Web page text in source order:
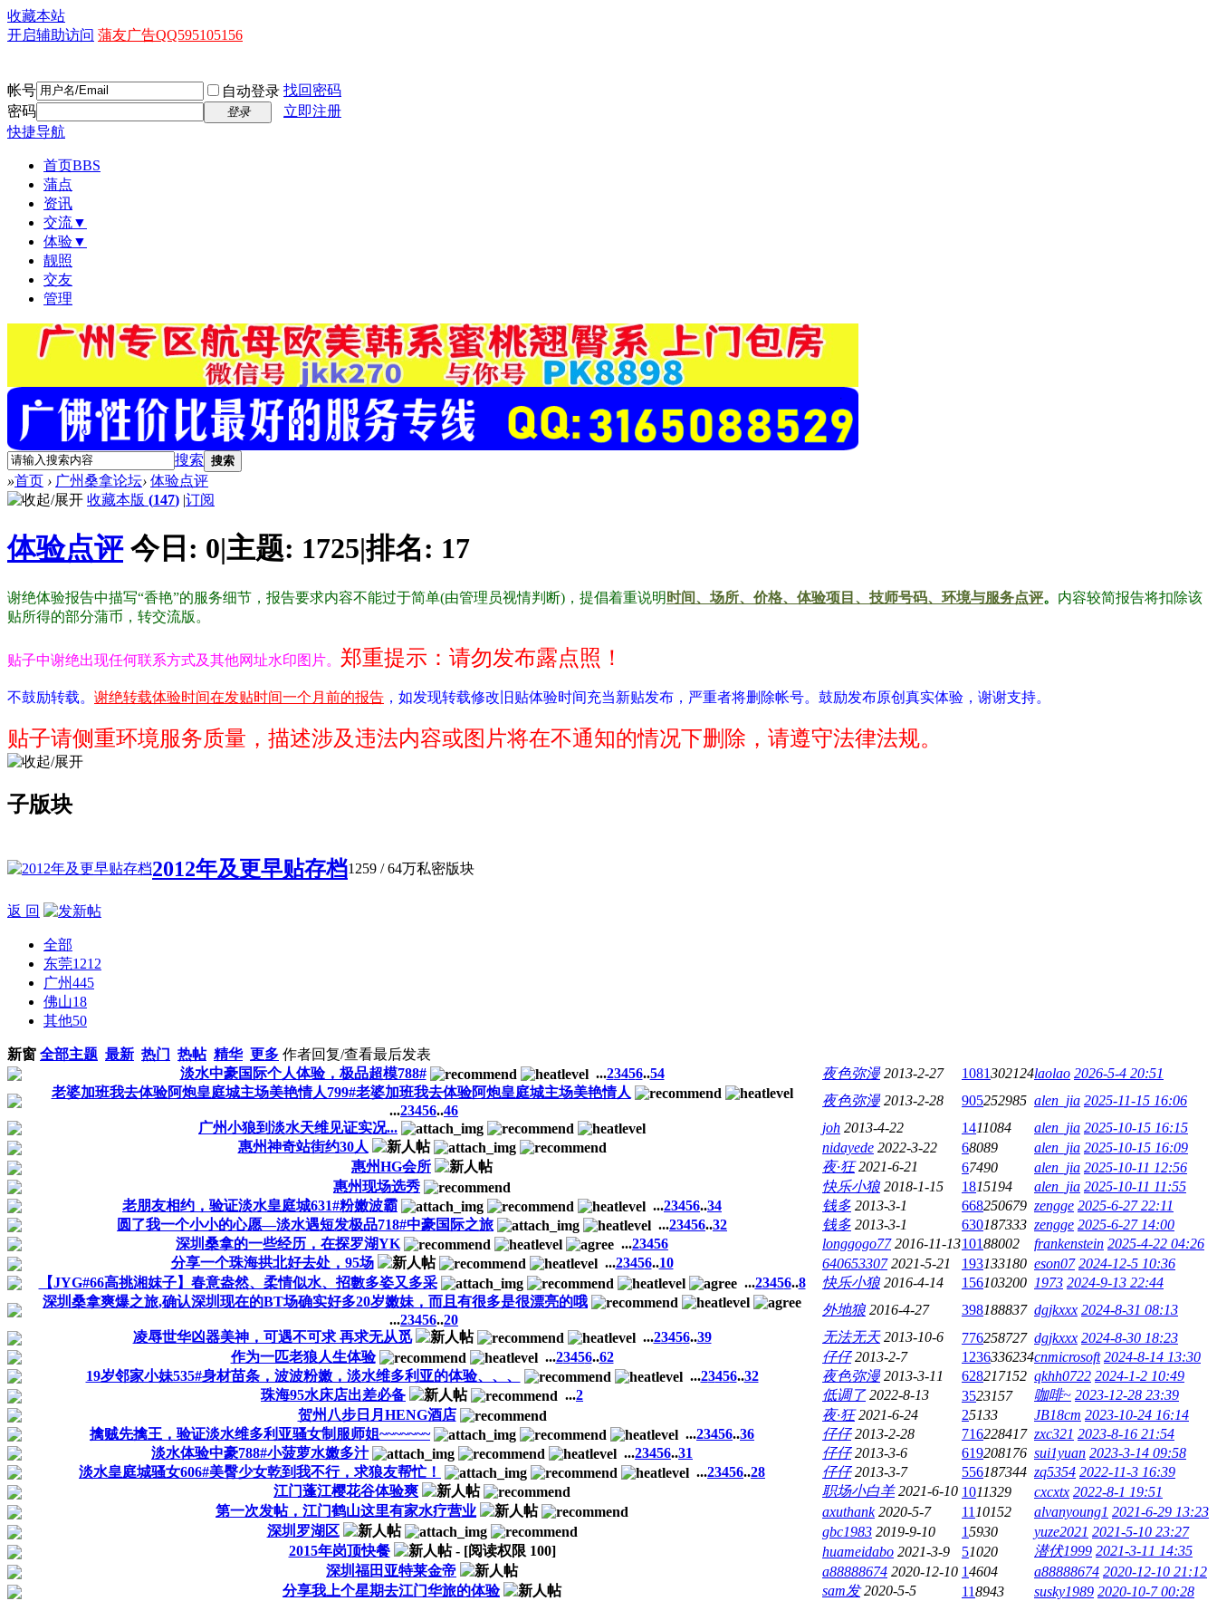
收藏本站
开启辅助访问 蒲友广告QQ595105156
帐号 自动登录 找回密码
密码
登录
立即注册
快捷导航
首页BBS
蒲点
资讯
交流▼
体验▼
靓照
交友
管理
搜索 搜索
»首页 › 广州桑拿论坛› 体验点评
收藏本版 (147) |订阅
体验点评 今日: 0|主题: 1725|排名: 17
谢绝体验报告中描写“香艳”的服务细节，报告要求内容不能过于简单(由管理员视情判断)，提倡着重说明 时间、场所、价格、体验项目、技师号码、环境与服务点评。 内容较简报告将扣除该
贴所得的部分蒲币，转交流版。
贴子中谢绝出现任何联系方式及其他网址水印图片。 郑重提示：请勿发布露点照！
不鼓励转载。 谢绝转载体验时间在发贴时间一个月前的报告 ，如发现转载修改旧贴体验时间充当新贴发布，严重者将删除帐号。鼓励发布原创真实体验，谢谢支持。
贴子请侧重环境服务质量，描述涉及违法内容或图片将在不通知的情况下删除，请遵守法律法规。
子版块
2012年及更早贴存档1259 /64万私密版块
返 回
全部
东莞1212
广州445
佛山18
其他50
新窗 全部主题 最新 热门 热帖 精华 更多 作者回复/查看最后发表
淡水中豪国际个人体验，极品超模788#
...23456..54 夜色弥漫 2013-2-27 1081302124laolao 2026-5-4 20:51
老婆加班我去体验阿炮皇庭城主场美艳情人799#老婆加班我去体验阿炮皇庭城主场美艳情人
...23456..46
夜色弥漫 2013-2-28 905252985 alen_jia 2025-11-15 16:06
广州小狼到淡水天维见证实况...
joh 2013-4-22 1411084 alen_jia 2025-10-15 16:15
惠州神奇站街约30人
nidayede 2022-3-22 68089 alen_jia 2025-10-15 16:09
惠州HG会所
夜·狂 2021-6-21 67490 alen_jia 2025-10-11 12:56
惠州现场选秀
快乐小狼 2018-1-15 1815194 alen_jia 2025-10-11 11:55
老朋友相约，验证淡水皇庭城631#粉嫩波霸
...23456..34 钱多 2013-3-1 668250679 zengge 2025-6-27 22:11
圆了我一个小小的心愿—淡水遇短发极品718#中豪国际之旅
...23456..32 钱多 2013-3-1 630187333 zengge 2025-6-27 14:00
深圳桑拿的一些经历，在探罗湖YK
...23456 longgogo77 2016-11-1310188002 frankenstein 2025-4-22 04:26
分享一个珠海拱北好去处，95场
...23456..10 640653307 2021-5-21 193133180 eson07 2024-12-5 10:36
【JYG#66高挑湘妺子】春意盎然、柔情似水、招數多姿又多采
...23456..8 快乐小狼 2016-4-14 156103200 1973 2024-9-13 22:44
深圳桑拿爽爆之旅,确认深圳现在的BT场确实好多20岁嫩妹，而且有很多是很漂亮的哦
...23456..20
外地狼 2016-4-27 398188837 dgjkxxx 2024-8-31 08:13
凌辱世华凶器美神，可遇不可求 再求无从觅
...23456..39 无法无天 2013-10-6 776258727 dgjkxxx 2024-8-30 18:23
作为一匹老狼人生体验
...23456..62 仔仔 2013-2-7 1236336234cnmicrosoft 2024-8-14 13:30
19岁邻家小妹535#身材苗条，波波粉嫩，淡水维多利亚的体验、、、
...23456..32 夜色弥漫 2013-3-11 628217152 qkhh0722 2024-1-2 10:49
珠海95水床店出差必备
...2 低调了 2022-8-13 3523157 咖啡~ 2023-12-28 23:39
贺州八步日月HENG酒店
夜·狂 2021-6-24 25133 JB18cm 2023-10-24 16:14
擒贼先擒王，验证淡水维多利亚骚女制服师姐~~~~~~~
...23456..36 仔仔 2013-2-28 716228417 zxc321 2023-8-16 21:54
淡水体验中豪788#小菠萝水嫩多汁
...23456..31 仔仔 2013-3-6 619208176 sui1yuan 2023-3-14 09:58
淡水皇庭城骚女606#美臀少女乾到我不行，求狼友帮忙！
...23456..28 仔仔 2013-3-7 556187344 zq5354 2022-11-3 16:39
江门蓬江樱花谷体验爽
职场小白羊 2021-6-10 1011329 cxcxtx 2022-8-1 19:51
第一次发帖，江门鹤山这里有家水疗营业
axuthank 2020-5-7 11 10152 alvanyoung1 2021-6-29 13:23
深圳罗湖区
gbc1983 2019-9-10 15930 yuze2021 2021-5-10 23:27
2015年岗顶快餐
- [阅读权限 100] huameidabo 2021-3-9 51020 潜伏1999 2021-3-11 14:35
深圳福田亚特莱金帝
a88888674 2020-12-10 14604 a88888674 2020-12-10 21:12
分享我上个星期去江门华旅的体验
sam发 2020-5-5 118943 susky1989 2020-10-7 00:28